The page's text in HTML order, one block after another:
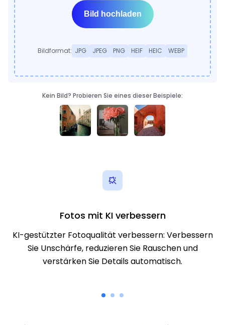
Bild hochladen
Bildformat: JPG JPEG PNG HEIF HEIC WEBP
Kein Bild? Probieren Sie eines dieser Beispiele:
Fotos mit KI verbessern
KI-gestützter Fotoqualität verbessern: Verbessern
Sie Unschärfe, reduzieren Sie Rauschen und
verstärken Sie Details automatisch.